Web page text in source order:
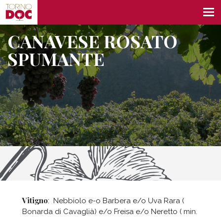
CANAVESE ROSATO
SPUMANTE
Vitigno: Nebbiolo e-o Barbera e/o Uva Rara (
Bonarda di Cavaglià) e/o Freisa e/o Neretto ( min.